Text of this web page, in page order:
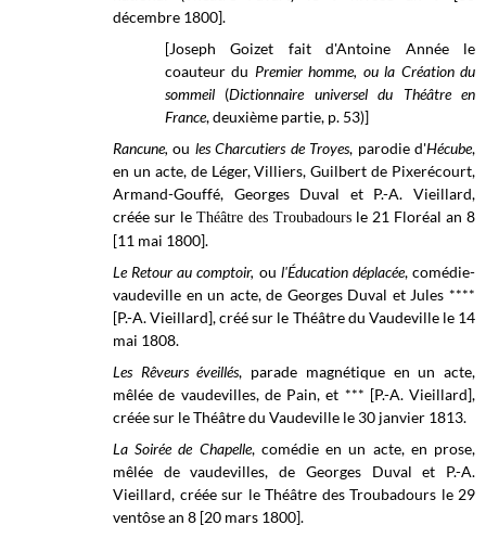
décembre 1800].
[Joseph Goizet fait d'Antoine Année le
coauteur du Premier homme, ou la Création du
sommeil (Dictionnaire universel du Théâtre en
France, deuxième partie, p. 53)]
Rancune,ou les Charcutiers de Troyes, parodie d'Hécube,
en un acte, de Léger, Villiers, Guilbert de Pixerécourt,
Armand-Gouffé, Georges Duval et P.-A. Vieillard,
créée sur le Théâtre des Troubadours le 21 Floréal an 8
[11 mai 1800].
Le Retour au comptoir, ou l'Éducation déplacée, comédie-
vaudeville en un acte, de Georges Duval et Jules ****
[P.-A. Vieillard], créé sur le Théâtre du Vaudevillele 14
mai 1808.
Les Rêveurs éveillés, parade magnétique en un acte,
mêlée de vaudevilles, de Pain, et *** [P.-A. Vieillard],
créée sur le Théâtre du Vaudeville le 30 janvier 1813.
La Soirée de Chapelle, comédie en un acte, en prose,
mêlée de vaudevilles, de Georges Duval et P.-A.
Vieillard, créée sur le Théâtre des Troubadours le 29
ventôse an 8 [20 mars 1800].